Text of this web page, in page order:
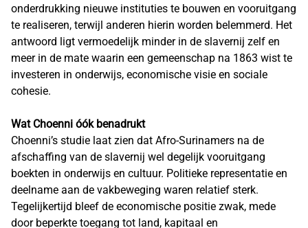
onderdrukking nieuwe instituties te bouwen en vooruitgang
te realiseren, terwijl anderen hierin worden belemmerd. Het
antwoord ligt vermoedelijk minder in de slavernij zelf en
meer in de mate waarin een gemeenschap na 1863 wist te
investeren in onderwijs, economische visie en sociale
cohesie.
Wat Choenni óók benadrukt
Choenni’s studie laat zien dat Afro-Surinamers na de
afschaffing van de slavernij wel degelijk vooruitgang
boekten in onderwijs en cultuur. Politieke representatie en
deelname aan de vakbeweging waren relatief sterk.
Tegelijkertijd bleef de economische positie zwak, mede
door beperkte toegang tot land, kapitaal en